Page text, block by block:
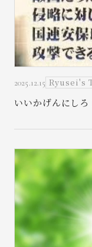
2025.12.15 Ryusei's
いいかげんにしろ